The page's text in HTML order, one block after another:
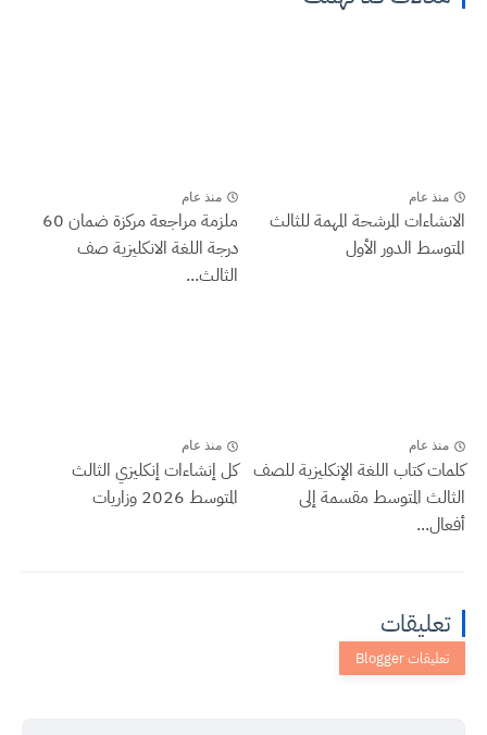
منذ عام
الانشاءات المرشحة المهمة للثالث
المتوسط الدور الأول
منذ عام
ملزمة مراجعة مركزة ضمان 60
درجة اللغة الانكليزية صف
الثالث...
منذ عام
كلمات كتاب اللغة الإنكليزية للصف
الثالث المتوسط مقسمة إلى
أفعال...
منذ عام
كل إنشاءات إنكليزي الثالث
المتوسط 2026 وزاريات
تعليقات